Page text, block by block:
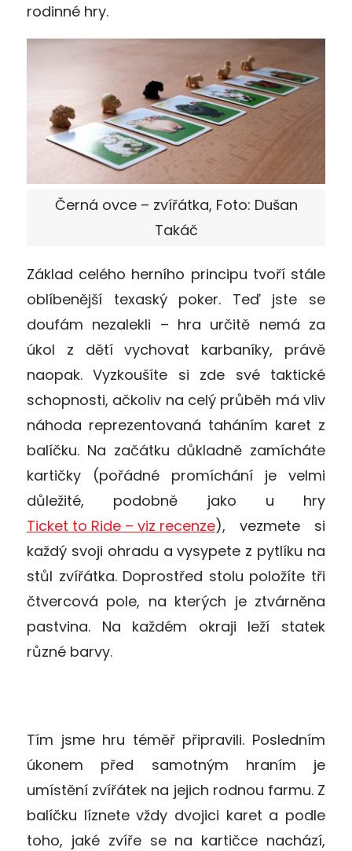
rodinné hry.
Černá ovce – zvířátka, Foto: Dušan
Takáč
Základ celého herního principu tvoří stále
oblíbenější texaský poker. Teď jste se
doufám nezalekli – hra určitě nemá za
úkol z dětí vychovat karbaníky, právě
naopak. Vyzkoušíte si zde své taktické
schopnosti, ačkoliv na celý průběh má vliv
náhoda reprezentovaná taháním karet z
balíčku. Na začátku důkladně zamícháte
kartičky (pořádné promíchání je velmi
důležité, podobně jako u hry
Ticket to Ride – viz recenze), vezmete si
každý svoji ohradu a vysypete z pytlíku na
stůl zvířátka. Doprostřed stolu položíte tři
čtvercová pole, na kterých je ztvárněna
pastvina. Na každém okraji leží statek
různé barvy.
Tím jsme hru téměř připravili. Posledním
úkonem před samotným hraním je
umístění zvířátek na jejich rodnou farmu. Z
balíčku líznete vždy dvojici karet a podle
toho, jaké zvíře se na kartičce nachází,